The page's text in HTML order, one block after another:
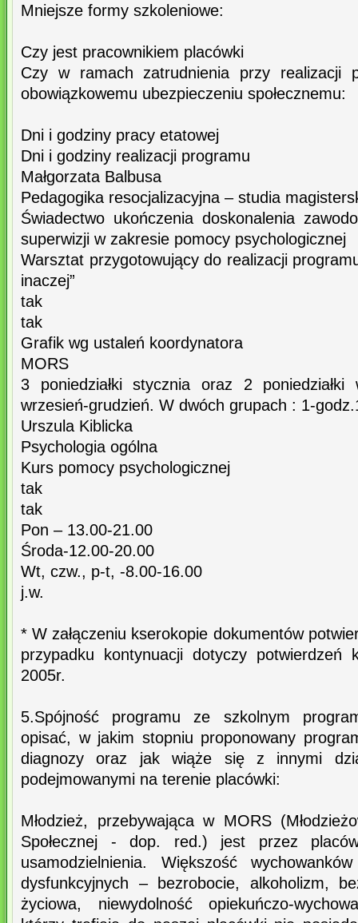
Mniejsze formy szkoleniowe:
Czy jest pracownikiem placówki
Czy w ramach zatrudnienia przy realizacji
obowiązkowemu ubezpieczeniu społecznemu:
Dni i godziny pracy etatowej
Dni i godziny realizacji programu
Małgorzata Balbusa
Pedagogika resocjalizacyjna – studia
Świadectwo ukończenia doskonalenia
superwizji w zakresie pomocy psychologicznej
Warsztat przygotowujący do realizacji
inaczej”
tak
tak
Grafik wg ustaleń koordynatora
MORS
3 poniedziałki stycznia oraz 2
wrzesień-grudzień. W dwóch grupach : 1-
Urszula Kiblicka
Psychologia ogólna
Kurs pomocy psychologicznej
tak
tak
Pon – 13.00-21.00
Środa-12.00-20.00
Wt, czw., p-t, -8.00-16.00
j.w.
* W załączeniu kserokopie dokumentów
przypadku kontynuacji dotyczy potwierdzeń
2005r.
5.Spójność programu ze szkolnym
opisać, w jakim stopniu proponowany
diagnozy oraz jak wiąże się z innymi
podejmowanymi na terenie placówki:
Młodzież, przebywająca w MORS
Społecznej - dop. red.) jest przez
usamodzielnienia. Większość
dysfunkcyjnych – bezrobocie, alkoholizm,
życiowa, niewydolność opiekuńczo-